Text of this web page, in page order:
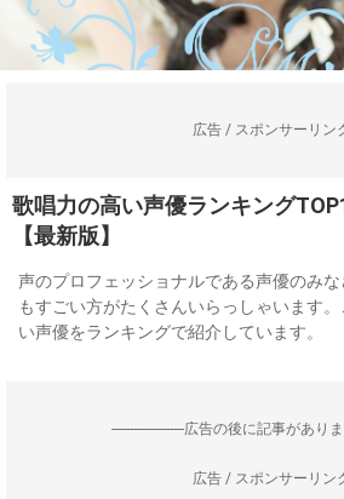
広告 / スポンサーリン
歌唱力の高い声優ランキング
【最新版】
声のプロフェッショナルである声優のみ
もすごい方がたくさんいらっしゃいます
い声優をランキングで紹介しています。
--------------------広告の後に記事がありま
広告 / スポンサーリン